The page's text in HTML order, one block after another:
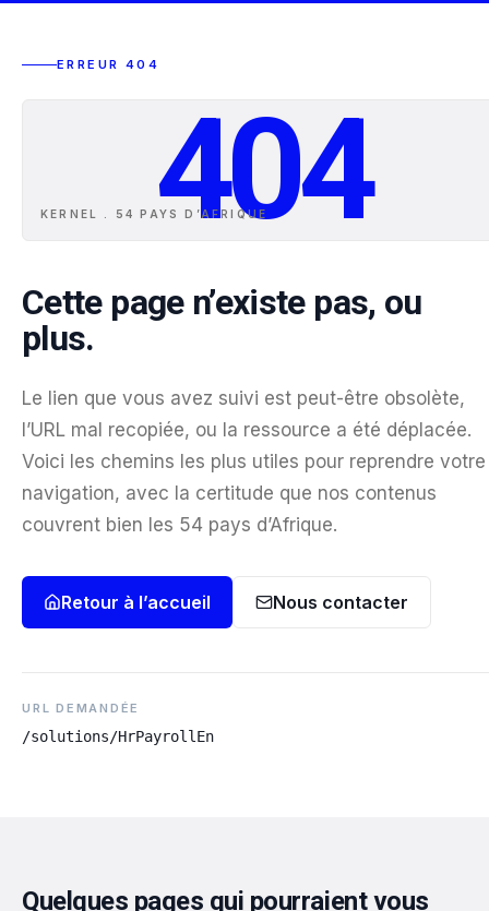
ERREUR 404
Cette page n’existe pas, ou
plus.
Le lien que vous avez suivi est peut-être obsolète,
l’URL mal recopiée, ou la ressource a été déplacée.
Voici les chemins les plus utiles pour reprendre votre
navigation, avec la certitude que nos contenus
couvrent bien les 54 pays d’Afrique.
Retour à l’accueil Nous contacter
URL DEMANDÉE
/solutions/HrPayrollEn
404
KERNEL . 54 PAYS D ’AFRIQUE
Quelques pages qui pourraient vous